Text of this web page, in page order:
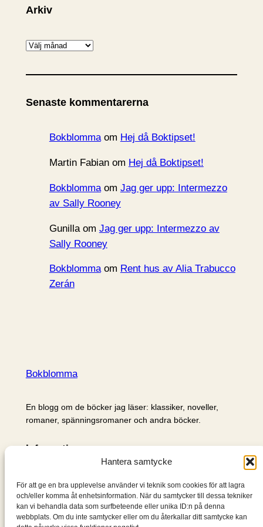
Hantera samtycke
För att ge en bra upplevelse använder vi teknik som cookies för att lagra
och/eller komma åt enhetsinformation. När du samtycker till dessa tekniker
kan vi behandla data som surfbeteende eller unika ID:n på denna
webbplats. Om du inte samtycker eller om du återkallar ditt samtycke kan
Arkiv
A
k
v
Senaste kommentarerna
Bokblommaom Hej då Boktipset!
Martin Fabianom Hej då Boktipset!
Bokblommaom Jag ger upp: Intermezzo
av Sally Rooney
Gunillaom Jag ger upp: Intermezzo av
Sally Rooney
Bokblommaom Rent hus av Alia Trabucco
Zerán
Bokblomma
En blogg om de böcker jag läser: klassiker, noveller,
romaner, spänningsromaner och andra böcker.
Information
Om mig & om bloggen
S
ö